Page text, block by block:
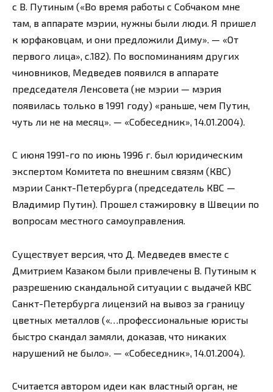
с В. Путиным («Во время работы с Собчаком мне
там, в аппарате мэрии, нужны были люди. Я пришел
к юрфаковцам, и они предложили Диму». — «От
первого лица», с.182). По воспоминаниям других
чиновников, Медведев появился в аппарате
председателя Ленсовета (не мэрии — мэрия
появилась только в 1991 году) «раньше, чем Путин,
чуть ли не на месяц». — «Собеседник», 14.01.2004).
С июня 1991-го по июнь 1996 г. был юридическим
экспертом Комитета по внешним связям (КВС)
мэрии Санкт-Петербурга (председатель КВС —
Владимир Путин). Прошел стажировку в Швеции по
вопросам местного самоуправления.
Существует версия, что Д. Медведев вместе с
Дмитрием Казаком были привлечены В. Путиным к
разрешению скандальной ситуации с выдачей КВС
Санкт-Петербурга лицензий на вывоз за границу
цветных металлов («…профессиональные юристы
быстро скандал замяли, доказав, что никаких
нарушений не было». — «Собеседник», 14.01.2004).
Считается автором идеи как властный орган, не